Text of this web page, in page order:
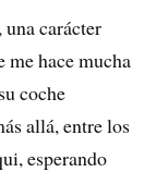
una carácter
hace mucha
coche
allá, entre los
esperando